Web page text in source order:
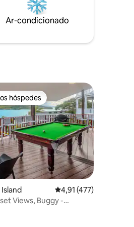
totalmente
apenas 15 minutos de
Heads e praias
Ar-condicionado
preferidos dos hóspedes
hóspedes
Island 4,91 de uma avaliação
4,91 (477)
Views, Buggy -